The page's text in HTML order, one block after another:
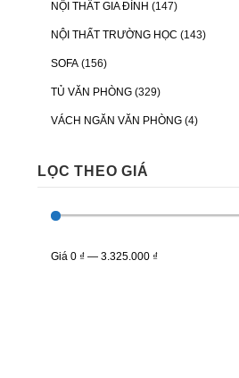
NỘI THẤT GIA ĐÌNH (147)
NỘI THẤT TRƯỜNG HỌC (143)
SOFA (156)
TỦ VĂN PHÒNG (329)
VÁCH NGĂN VĂN PHÒNG (4)
LỌC THEO GIÁ
Giá 0 ₫ — 3.325.000 ₫